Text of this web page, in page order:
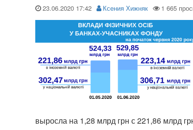
23.06.2020 Ксения Хижняк
выросла на 1,28 млрд грн с 221,86 млрд